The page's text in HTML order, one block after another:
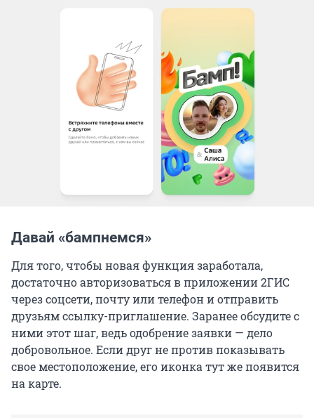
Давай «бампнемся»
Для того, чтобы новая функция заработала,
достаточно авторизоваться в приложении 2ГИС
через соцсети, почту или телефон и отправить
друзьям ссылку-приглашение. Заранее обсудите с
ними этот шаг, ведь одобрение заявки — дело
добровольное. Если друг не против показывать
свое местоположение, его иконка тут же появится
на карте.